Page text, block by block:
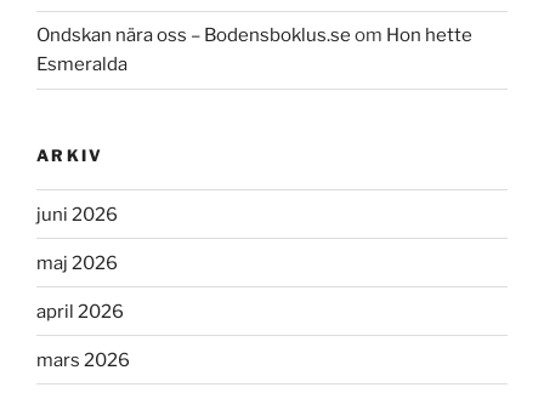
Ondskan nära oss – Bodensboklus.se om Hon hette
Esmeralda
ARKIV
juni 2026
maj 2026
april 2026
mars 2026